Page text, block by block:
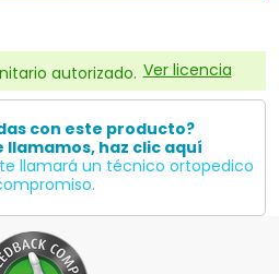
autorizado. Ver licencia
con este producto?
llamamos, haz clic aquí
llamará un técnico ortopedico